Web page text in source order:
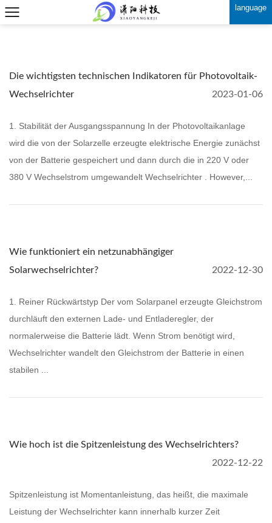
language
Die wichtigsten technischen Indikatoren für Photovoltaik-
Wechselrichter
2023-01-06
1. Stabilität der Ausgangsspannung In der Photovoltaikanlage
wird die von der Solarzelle erzeugte elektrische Energie zunächst
von der Batterie gespeichert und dann durch die in 220 V oder
380 V Wechselstrom umgewandelt Wechselrichter . However,...
Wie funktioniert ein netzunabhängiger
Solarwechselrichter?
2022-12-30
1. Reiner Rückwärtstyp Der vom Solarpanel erzeugte Gleichstrom
durchläuft den externen Lade- und Entladeregler, der
normalerweise die Batterie lädt. Wenn Strom benötigt wird,
Wechselrichter wandelt den Gleichstrom der Batterie in einen
stabilen ...
Wie hoch ist die Spitzenleistung des Wechselrichters?
2022-12-22
Spitzenleistung ist Momentanleistung, das heißt, die maximale
Leistung der Wechselrichter kann innerhalb kurzer Zeit